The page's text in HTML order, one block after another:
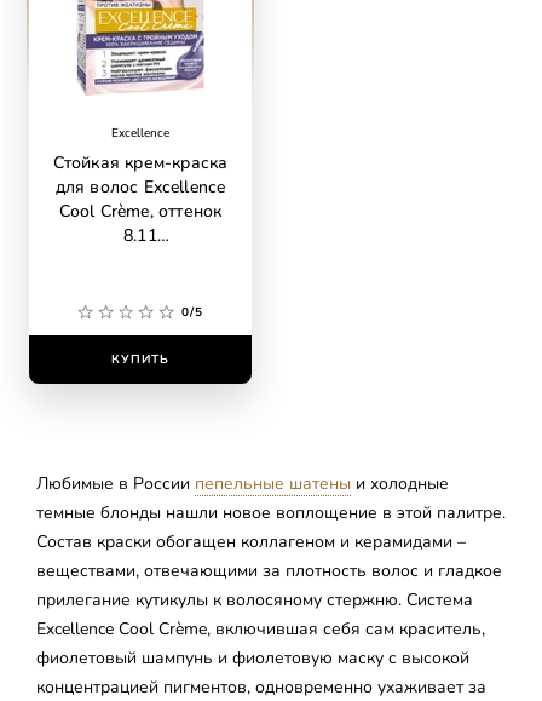
Excellence
Стойкая крем-краска
для волос Excellence
Cool Crème, оттенок
8.11
0/5
КУПИТЬ
Любимые в России пепельные шатены и холодные
темные блонды нашли новое воплощение в этой палитре.
Состав краски обогащен коллагеном и керамидами –
веществами, отвечающими за плотность волос и гладкое
прилегание кутикулы к волосяному стержню. Система
Excellence Cool Crème, включившая себя сам краситель,
фиолетовый шампунь и фиолетовую маску с высокой
концентрацией пигментов, одновременно ухаживает за